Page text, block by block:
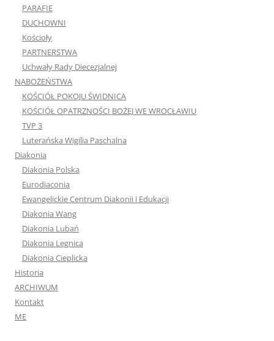
PARAFIE
DUCHOWNI
Kościoły
PARTNERSTWA
Uchwały Rady Diecezjalnej
NABOŻEŃSTWA
KOŚCIÓŁ POKOJU ŚWIDNICA
KOŚCIÓŁ OPATRZNOŚCI BOŻEJ WE WROCŁAWIU
TVP 3
Luterańska Wigilia Paschalna
Diakonia
Diakonia Polska
Eurodiaconia
Ewangelickie Centrum Diakonii i Edukacji
Diakonia Wang
Diakonia Lubań
Diakonia Legnica
Diakonia Cieplicka
Historia
ARCHIWUM
Kontakt
ME